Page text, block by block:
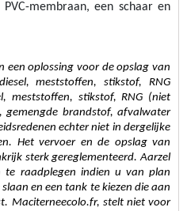
membraan, een schaar en
een oplossing voor de opslag van
meststoffen, stikstof, RNG
meststoffen, stikstof, RNG (niet
gemengde brandstof, afvalwater
echter niet in dergelijke
Het vervoer en de opslag van
sterk gereglementeerd. Aarzel
te raadplegen indien u van plan
en een tank te kiezen die aan
Maciterneecolo.fr, stelt niet voor